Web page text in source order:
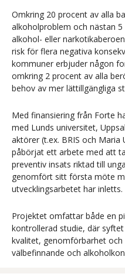
Omkring 20 procent av alla
alkoholproblem och nästan
alkohol- eller
risk för flera negativa
kommuner erbjuder någon
omkring 2 procent av alla
behov av mer lättillgängliga
Med finansiering från Forte
med Lunds universitet,
aktörer (t.ex. BRIS och
påbörjat ett arbete med att
preventiv insats riktad till
genomfört sitt första möte
utvecklingsarbetet har inletts.
Projektet omfattar både en
kontrollerad studie, där
kvalitet, genomförbarhet
välbefinnande och